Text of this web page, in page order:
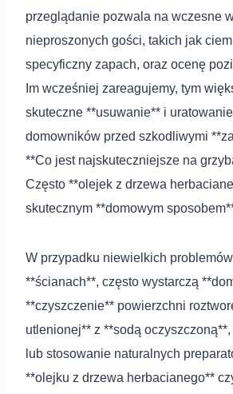
przeglądanie pozwala na wczesne
nieproszonych gości, takich jak
specyficzny zapach, oraz ocenę
Im wcześniej zareagujemy, tym
skuteczne **usuwanie** i
domowników przed szkodliwymi
**Co jest najskuteczniejsze na
Często **olejek z drzewa
skutecznym **domowym
W przypadku niewielkich
**ścianach**, często wystarczą
**czyszczenie** powierzchni
utlenionej** z **sodą
lub stosowanie naturalnych
**olejku z drzewa herbacianego**